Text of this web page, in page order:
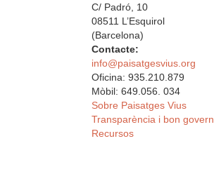
C/ Padró, 10
08511 L’Esquirol
(Barcelona)
Contacte:
info@paisatgesvius.org
Oficina: 935.210.879
Mòbil: 649.056. 034
Sobre Paisatges Vius
Transparència i bon govern
Recursos